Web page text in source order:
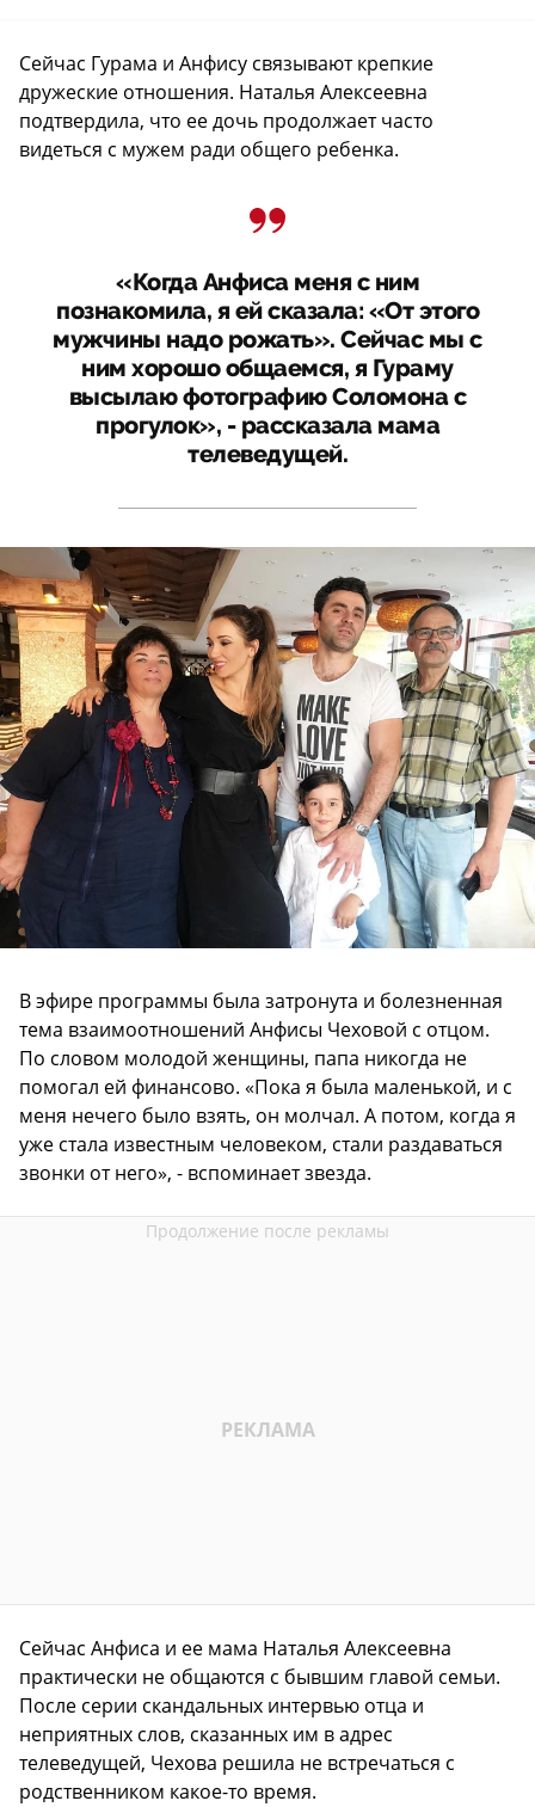
Сейчас Гурама и Анфису связывают крепкие
дружеские отношения. Наталья Алексеевна
подтвердила, что ее дочь продолжает часто
видеться с мужем ради общего ребенка.
«Когда Анфиса меня с ним
познакомила, я ей сказала: «От этого
мужчины надо рожать». Сейчас мы с
ним хорошо общаемся, я Гураму
высылаю фотографию Соломона с
прогулок», - рассказала мама
телеведущей.
В эфире программы была затронута и болезненная
тема взаимоотношений Анфисы Чеховой с отцом.
По словом молодой женщины, папа никогда не
помогал ей финансово. «Пока я была маленькой, и с
меня нечего было взять, он молчал. А потом, когда я
уже стала известным человеком, стали раздаваться
звонки от него», - вспоминает звезда.
Сейчас Анфиса и ее мама Наталья Алексеевна
практически не общаются с бывшим главой семьи.
После серии скандальных интервью отца и
неприятных слов, сказанных им в адрес
телеведущей, Чехова решила не встречаться с
родственником какое-то время.